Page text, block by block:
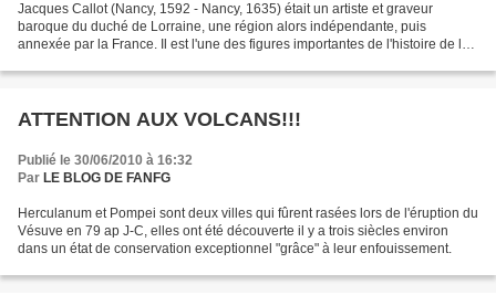
Jacques Callot (Nancy, 1592 - Nancy, 1635) était un artiste et graveur
baroque du duché de Lorraine, une région alors indépendante, puis
annexée par la France. Il est l'une des figures importantes de l'histoire de la
ATTENTION AUX VOLCANS!!!
Publié le 30/06/2010 à 16:32
Par LE BLOG DE FANFG
Herculanum et Pompei sont deux villes qui fûrent rasées lors de l'éruption du
Vésuve en 79 ap J-C, elles ont été découverte il y a trois siècles environ
dans un état de conservation exceptionnel "grâce" à leur enfouissement.